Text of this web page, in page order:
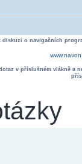
o navigačních
v příslušném vlákně a